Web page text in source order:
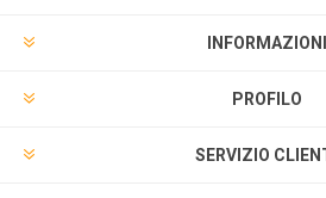
INFORMAZIONI
PROFILO
SERVIZIO